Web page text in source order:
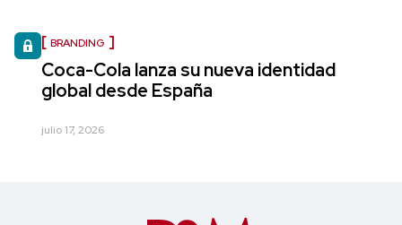
BRANDING
Coca-Cola lanza su nueva identidad
global desde España
julio 17, 2026